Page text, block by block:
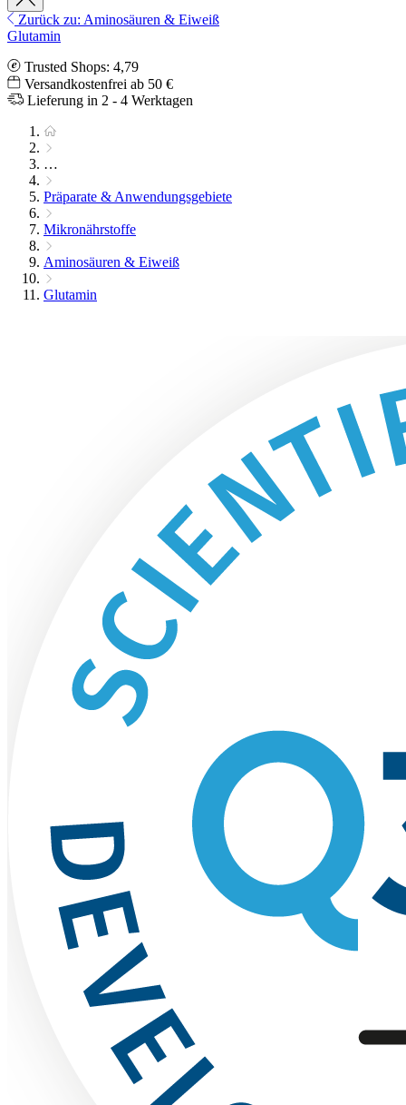
Zurück zu: Aminosäuren & Eiweiß
Glutamin
Trusted Shops: 4,79
Versandkostenfrei ab 50 €
Lieferung in 2 - 4 Werktagen
…
Präparate & Anwendungsgebiete
Mikronährstoffe
Aminosäuren & Eiweiß
Glutamin